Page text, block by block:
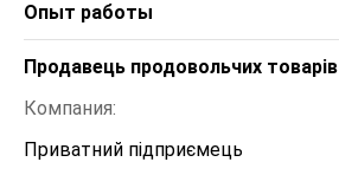
Опыт работы
Продавець продовольчих товарів
Компания:
Приватний підприємець